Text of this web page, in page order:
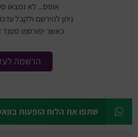
אופס... לא נמצאו
ניתן להירשם ולקבל
כאשר יפורסמו
הרשמה
שתפו את הלוח הופעות